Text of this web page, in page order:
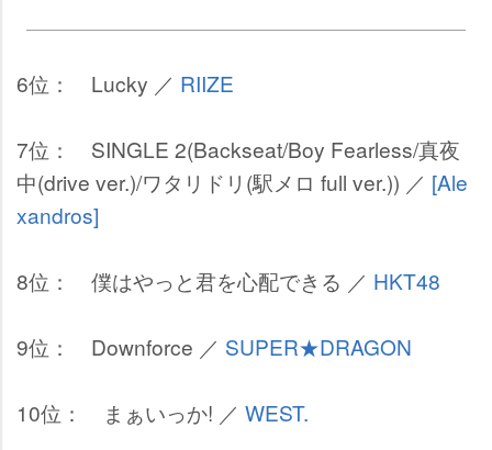
6位： Lucky ／ RIIZE
7位： SINGLE 2(Backseat/Boy Fearless/真夜
中(drive ver.)/ワタリドリ(駅メロ full ver.)) ／ [Ale
xandros]
8位： 僕はやっと君を心配できる ／ HKT48
9位： Downforce ／ SUPER★DRAGON
10位： まぁいっか! ／ WEST.